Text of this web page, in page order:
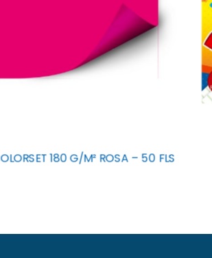
180 G/M² ROSA – 50 FLS